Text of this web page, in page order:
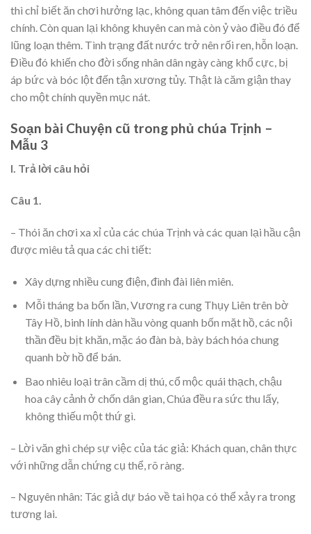
thì chỉ biết ăn chơi hưởng lạc, không quan tâm đến việc triều
chính. Còn quan lại không khuyên can mà còn ỷ vào điều đó để
lũng loạn thêm. Tình trạng đất nước trở nên rối ren, hỗn loạn.
Điều đó khiến cho đời sống nhân dân ngày càng khổ cực, bị
áp bức và bóc lột đến tận xương tủy. Thật là căm giận thay
cho một chính quyền mục nát.
Soạn bài Chuyện cũ trong phủ chúa Trịnh –
Mẫu 3
I. Trả lời câu hỏi
Câu 1.
– Thói ăn chơi xa xỉ của các chúa Trịnh và các quan lại hầu cận
được miêu tả qua các chi tiết:
Xây dựng nhiều cung điện, đình đài liên miên.
Mỗi tháng ba bốn lần, Vương ra cung Thụy Liên trên bờ
Tây Hồ, binh lính dàn hầu vòng quanh bốn mặt hồ, các nội
thần đều bịt khăn, mặc áo đàn bà, bày bách hóa chung
quanh bờ hồ để bán.
Bao nhiêu loại trân cầm dị thú, cổ mộc quái thạch, chậu
hoa cây cảnh ở chốn dân gian, Chúa đều ra sức thu lấy,
không thiếu một thứ gì.
– Lời văn ghi chép sự việc của tác giả: Khách quan, chân thực
với những dẫn chứng cụ thể, rõ ràng.
– Nguyên nhân: Tác giả dự báo về tai họa có thể xảy ra trong
tương lai.